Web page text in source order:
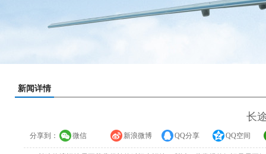
新闻详情
长
分享到： 微信 新浪微博 QQ分享 QQ空间